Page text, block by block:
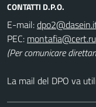
CONTATTI D.P.O.
E-mail:
PEC:
(Per comunicare
La mail del DPO va